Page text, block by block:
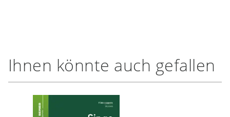
Ihnen könnte auch gefallen